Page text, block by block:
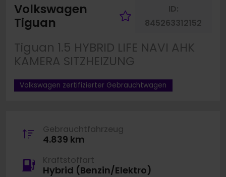
Volkswagen
Tiguan
Fahrzeug
ID:
845263312152
Tiguan 1.5 HYBRID LIFE NAVI AHK
KAMERA SITZHEIZUNG
Volkswagen zertifizierter Gebrauchtwagen
Gebrauchtfahrzeug
4.839 km
Kraftstoffart
Hybrid (Benzin/Elektro)